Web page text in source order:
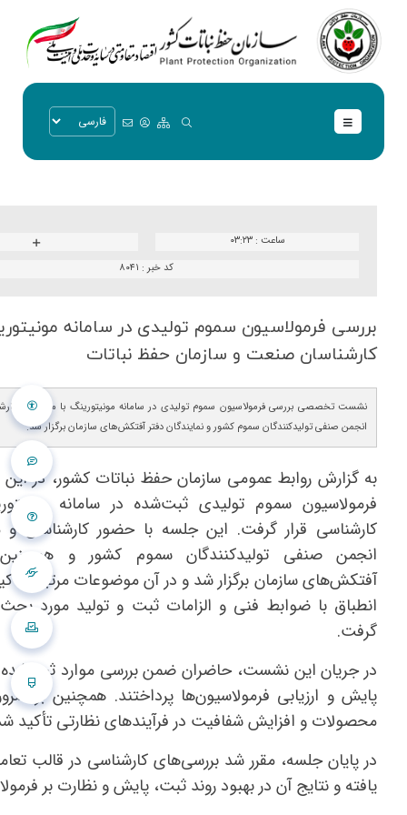
ساعت :۰۳:۲۳
کد خبر : ۸۰۴۱
بررسی فرمولاسیون سموم تولیدی در سامانه
كارشناسان صنعت و سازمان حفظ نباتات
نشست تخصصی بررسی فرمولاسیون سموم تولیدی در سامانه مونیتورینگ با مشارکت
انجمن صنفی تولیدکنندگان سموم کشور و نمایندگان دفتر آفتکش‌های سازمان برگزار شد.
به گزارش روابط عمومی سازمان حفظ نباتات کشور، در
فرمولاسیون سموم تولیدی ثبت‌شده در سامانه
کارشناسی قرار گرفت. این جلسه با حضور کارشناسان
انجمن صنفی تولیدکنندگان سموم کشور و همچنین
آفتکش‌های سازمان برگزار شد و در آن موضوعات مرتبط با
انطباق با ضوابط فنی و الزامات ثبت و تولید مورد بحث
گرفت.
در جریان این نشست، حاضران ضمن بررسی موارد ثبت‌شده
پایش و ارزیابی فرمولاسیون‌ها پرداختند. همچنین بر
محصولات و افزایش شفافیت در فرآیندهای نظارتی تأکید
در پایان جلسه، مقرر شد بررسی‌های کارشناسی در قالب
یافته و نتایج آن در بهبود روند ثبت، پایش و نظارت بر